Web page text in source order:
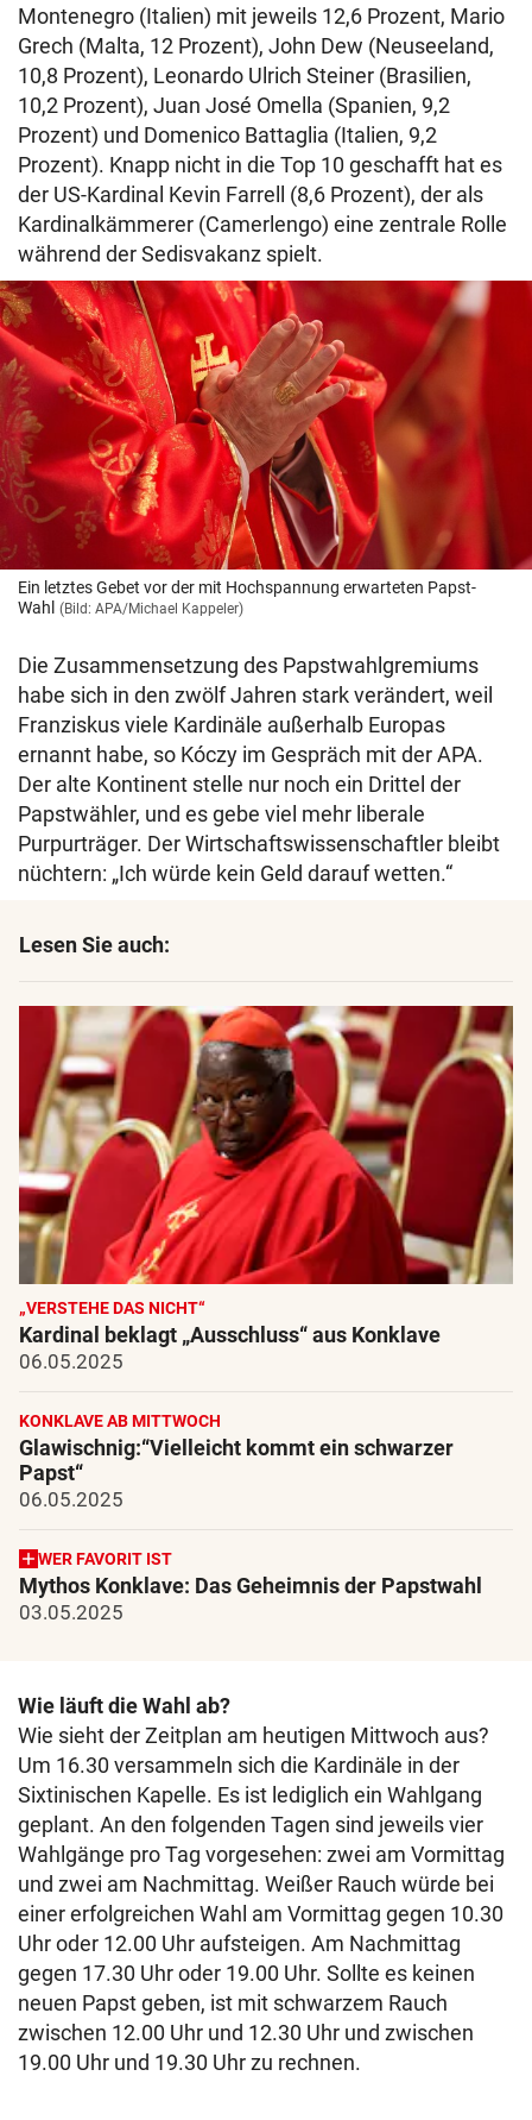
Montenegro (Italien) mit jeweils 12,6 Prozent, Mario
Grech (Malta, 12 Prozent), John Dew (Neuseeland,
10,8 Prozent), Leonardo Ulrich Steiner (Brasilien,
10,2 Prozent), Juan José Omella (Spanien, 9,2
Prozent) und Domenico Battaglia (Italien, 9,2
Prozent). Knapp nicht in die Top 10 geschafft hat es
der US-Kardinal Kevin Farrell (8,6 Prozent), der als
Kardinalkämmerer (Camerlengo) eine zentrale Rolle
während der Sedisvakanz spielt.
Ein letztes Gebet vor der mit Hochspannung erwarteten Papst-
Wahl (Bild: APA/Michael Kappeler)
Die Zusammensetzung des Papstwahlgremiums
habe sich in den zwölf Jahren stark verändert, weil
Franziskus viele Kardinäle außerhalb Europas
ernannt habe, so Kóczy im Gespräch mit der APA.
Der alte Kontinent stelle nur noch ein Drittel der
Papstwähler, und es gebe viel mehr liberale
Purpurträger. Der Wirtschaftswissenschaftler bleibt
nüchtern: „Ich würde kein Geld darauf wetten.“
Lesen Sie auch:
„VERSTEHE DAS NICHT“
Kardinal beklagt „Ausschluss“ aus Konklave
06.05.2025
KONKLAVE AB MITTWOCH
Glawischnig:“Vielleicht kommt ein schwarzer
Papst“
06.05.2025
WER FAVORIT IST
Mythos Konklave: Das Geheimnis der Papstwahl
03.05.2025
Wie läuft die Wahl ab?
Wie sieht der Zeitplan am heutigen Mittwoch aus?
Um 16.30 versammeln sich die Kardinäle in der
Sixtinischen Kapelle. Es ist lediglich ein Wahlgang
geplant. An den folgenden Tagen sind jeweils vier
Wahlgänge pro Tag vorgesehen: zwei am Vormittag
und zwei am Nachmittag. Weißer Rauch würde bei
einer erfolgreichen Wahl am Vormittag gegen 10.30
Uhr oder 12.00 Uhr aufsteigen. Am Nachmittag
gegen 17.30 Uhr oder 19.00 Uhr. Sollte es keinen
neuen Papst geben, ist mit schwarzem Rauch
zwischen 12.00 Uhr und 12.30 Uhr und zwischen
19.00 Uhr und 19.30 Uhr zu rechnen.